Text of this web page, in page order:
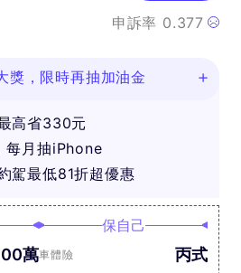
申訴率 0.377
獎，限時再抽加油金
高省330元
每月抽iPhone
駕最低81折超優惠
萬
保自己
車體險 丙式